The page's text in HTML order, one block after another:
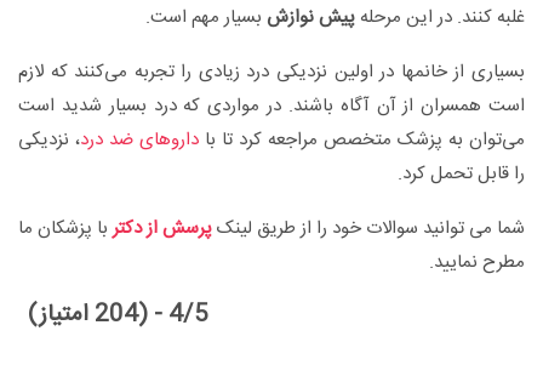
غلبه کنند. در این مرحله پیش نوازش بسیار مهم است.
بسیاری از خانمها در اولین نزدیکی درد زیادی را تجربه می‌کنند که لازم
است همسران از آن آگاه باشند. در مواردی که درد بسیار شدید است
می‌توان به پزشک متخصص مراجعه کرد تا با داروهای ضد درد، نزدیکی
را قابل تحمل کرد.
شما می توانید سوالات خود را از طریق لینکپرسش از دکتر با پزشکان ما
مطرح نمایید.
4/5 - (204 امتیاز)